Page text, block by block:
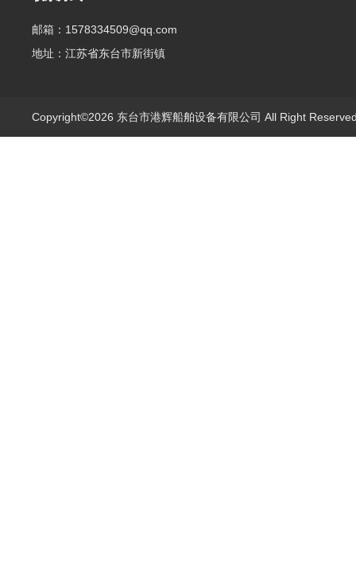
邮箱：1578334509@qq.com
地址：江苏省东台市新街镇
Copyright©2026 东台市港辉船舶设备有限公司 All Right